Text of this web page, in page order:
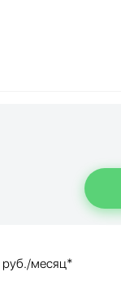
руб./месяц*